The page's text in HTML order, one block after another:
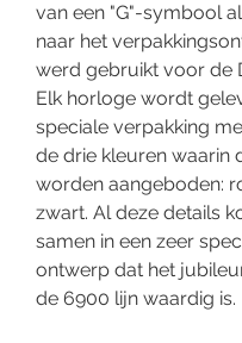
van een "G"-symbool
naar het
werd gebruikt voor de
Elk horloge wordt
speciale verpakking
de drie kleuren waarin
worden aangeboden:
zwart. Al deze details
samen in een zeer
ontwerp dat het
de 6900 lijn waardig is.